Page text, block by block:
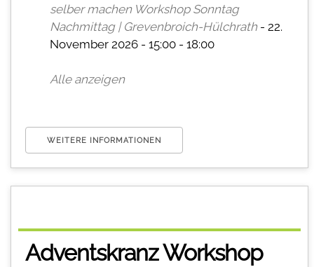
selber machen Workshop Sonntag
Nachmittag | Grevenbroich-Hülchrath- 22.
November 2026 - 15:00 - 18:00
Alle anzeigen
WEITERE INFORMATIONEN
Adventskranz Workshop